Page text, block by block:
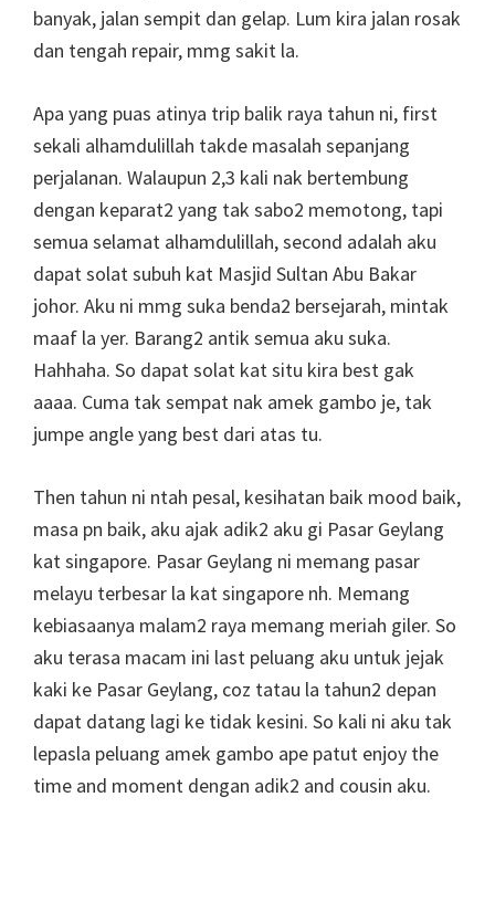
banyak, jalan sempit dan gelap. Lum kira jalan rosak
dan tengah repair, mmg sakit la.
Apa yang puas atinya trip balik raya tahun ni, first
sekali alhamdulillah takde masalah sepanjang
perjalanan. Walaupun 2,3 kali nak bertembung
dengan keparat2 yang tak sabo2 memotong, tapi
semua selamat alhamdulillah, second adalah aku
dapat solat subuh kat Masjid Sultan Abu Bakar
johor. Aku ni mmg suka benda2 bersejarah, mintak
maaf la yer. Barang2 antik semua aku suka.
Hahhaha. So dapat solat kat situ kira best gak
aaaa. Cuma tak sempat nak amek gambo je, tak
jumpe angle yang best dari atas tu.
Then tahun ni ntah pesal, kesihatan baik mood baik,
masa pn baik, aku ajak adik2 aku gi Pasar Geylang
kat singapore. Pasar Geylang ni memang pasar
melayu terbesar la kat singapore nh. Memang
kebiasaanya malam2 raya memang meriah giler. So
aku terasa macam ini last peluang aku untuk jejak
kaki ke Pasar Geylang, coz tatau la tahun2 depan
dapat datang lagi ke tidak kesini. So kali ni aku tak
lepasla peluang amek gambo ape patut enjoy the
time and moment dengan adik2 and cousin aku.